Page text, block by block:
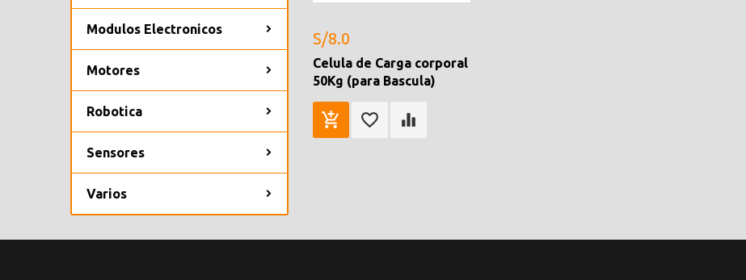
Modulos Electronicos
Motores
Robotica
Sensores
Varios
S/8.0
Celula de Carga corporal
50Kg (para Bascula)